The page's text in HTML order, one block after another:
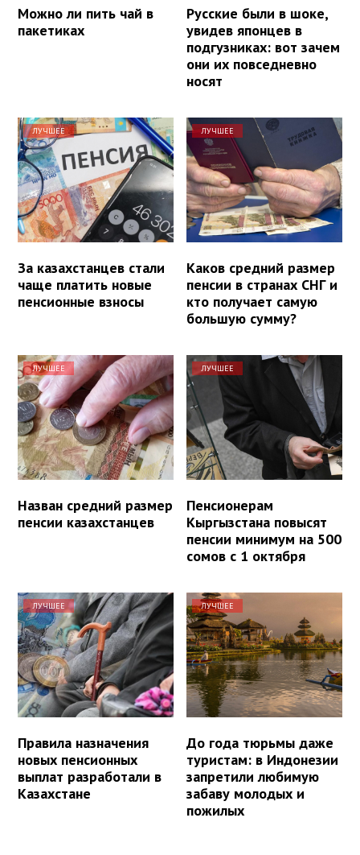
Можно ли пить чай в
пакетиках
Русские были в шоке,
увидев японцев в
подгузниках: вот зачем
они их повседневно
носят
ЛУЧШЕЕ
За казахстанцев стали
чаще платить новые
пенсионные взносы
ЛУЧШЕЕ
Каков средний размер
пенсии в странах СНГ и
кто получает самую
большую сумму?
ЛУЧШЕЕ
Назван средний размер
пенсии казахстанцев
ЛУЧШЕЕ
Пенсионерам
Кыргызстана повысят
пенсии минимум на 500
сомов с 1 октября
ЛУЧШЕЕ
Правила назначения
новых пенсионных
выплат разработали в
Казахстане
ЛУЧШЕЕ
До года тюрьмы даже
туристам: в Индонезии
запретили любимую
забаву молодых и
пожилых